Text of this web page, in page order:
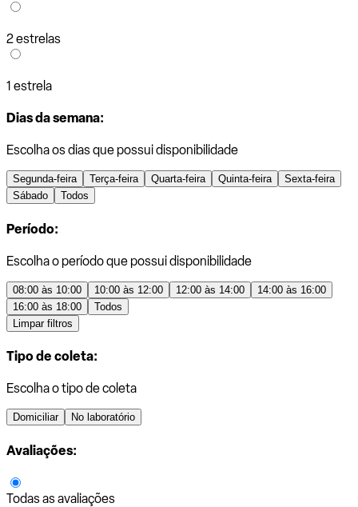
2 estrelas
1 estrela
Dias da semana:
Escolha os dias que possui disponibilidade
Segunda-feira Terça-feira Quarta-feira Quinta-feira
Sexta-feira
Sábado
Todos
Período:
Escolha o período que possui disponibilidade
08:00 às 10:00 10:00 às 12:00 12:00 às 14:00
14:00 às 16:00
16:00 às 18:00
Todos
Limpar filtros
Tipo de coleta:
Escolha o tipo de coleta
Domiciliar No laboratório
Avaliações:
Todas as avaliações